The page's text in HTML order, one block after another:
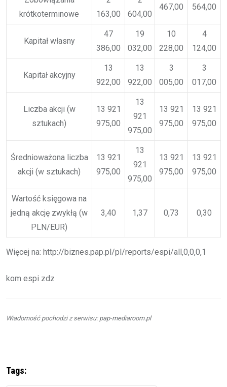
krótkoterminowe
163,00
604,00
467,00 564,00
Kapitał własny
47
386,00
19
032,00
10
228,00
4
124,00
Kapitał akcyjny
13
922,00
13
922,00
3
005,00
3
017,00
Liczba akcji (w
sztukach)
13 921
975,00
13
921
975,00
13 921
975,00
13 921
975,00
Średnioważona liczba
akcji (w sztukach)
13 921
975,00
13
921
975,00
13 921
975,00
13 921
975,00
Wartość księgowa na
jedną akcję zwykłą (w
PLN/EUR)
3,40 1,37 0,73 0,30
Więcej na: http://biznes.pap.pl/pl/reports/espi/all,0,0,0,1
kom espi zdz
Wiadomość pochodzi z serwisu: pap-mediaroom.pl
Tags: